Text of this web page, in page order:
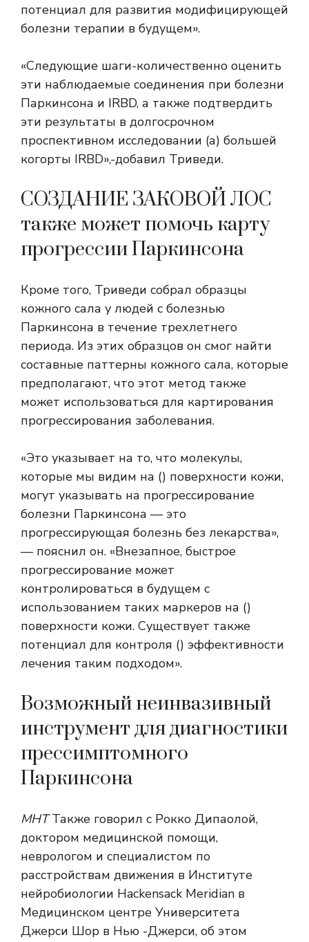
потенциал для развития модифицирующей
болезни терапии в будущем».
«Следующие шаги-количественно оценить
эти наблюдаемые соединения при болезни
Паркинсона и IRBD, а также подтвердить
эти результаты в долгосрочном
проспективном исследовании (а) большей
когорты IRBD»,-добавил Триведи.
СОЗДАНИЕ ЗАКОВОЙ ЛОС
также может помочь карту
прогрессии Паркинсона
Кроме того, Триведи собрал образцы
кожного сала у людей с болезнью
Паркинсона в течение трехлетнего
периода. Из этих образцов он смог найти
составные паттерны кожного сала, которые
предполагают, что этот метод также
может использоваться для картирования
прогрессирования заболевания.
«Это указывает на то, что молекулы,
которые мы видим на () поверхности кожи,
могут указывать на прогрессирование
болезни Паркинсона — это
прогрессирующая болезнь без лекарства»,
— пояснил он. «Внезапное, быстрое
прогрессирование может
контролироваться в будущем с
использованием таких маркеров на ()
поверхности кожи. Существует также
потенциал для контроля () эффективности
лечения таким подходом».
Возможный неинвазивный
инструмент для диагностики
прессимптомного
Паркинсона
МНТТакже говорил с Рокко Дипаолой,
доктором медицинской помощи,
неврологом и специалистом по
расстройствам движения в Институте
нейробиологии Hackensack Meridian в
Медицинском центре Университета
Джерси Шор в Нью -Джерси, об этом